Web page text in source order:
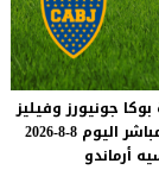
بوكا جونيورز وفيليز
اليوم 8-8-2026
أرماندو